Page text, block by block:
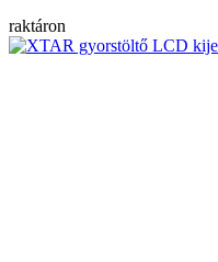
raktáron